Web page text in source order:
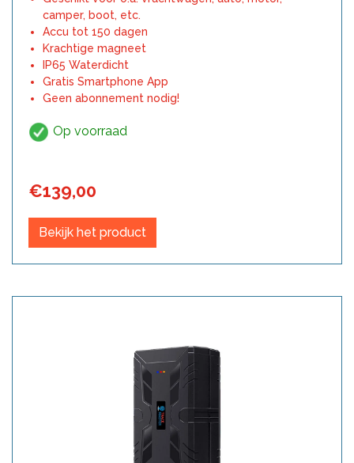
camper, boot, etc.
Accu tot 150 dagen
Krachtige magneet
IP65 Waterdicht
Gratis Smartphone App
Geen abonnement nodig!
Op voorraad
€139,00
Bekijk het product